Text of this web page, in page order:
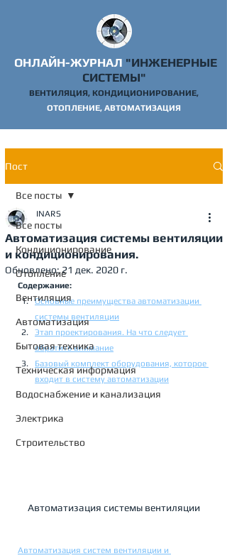
ОНЛАЙН-ЖУРНАЛ "ИНЖЕНЕРНЫЕ
СИСТЕМЫ"
ВЕНТИЛЯЦИЯ, КОНДИЦИОНИРОВАНИЕ,
ОТОПЛЕНИЕ, АВТОМАТИЗАЦИЯ
Пост
Все посты
Кондиционирование
Отопление
Вентиляция
Автоматизация
Бытовая техника
Техническая информация
Водоснабжение и канализация
Электрика
Строительство
Все посты
Автоматизация системы вентиляции
и кондиционирования.
INARS
Обновлено:21 дек. 2020 г.
Содержание:
Основные преимущества автоматизации
системы вентиляции
Этап проектирования. На что следует
обратить внимание
Базовый комплект оборудования, которое
входит в систему автоматизации
Автоматизация системы вентиляции
Автоматизация систем вентиляции и